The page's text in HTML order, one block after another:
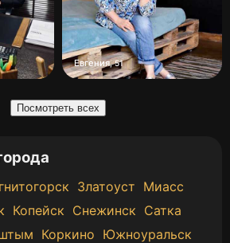
Евгения,51
Посмотреть всех
Златоуст Миасс
Копейск Снежинск Сатка
Коркино Южноуральск